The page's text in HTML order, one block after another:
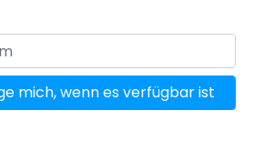
mich, wenn es verfügbar ist